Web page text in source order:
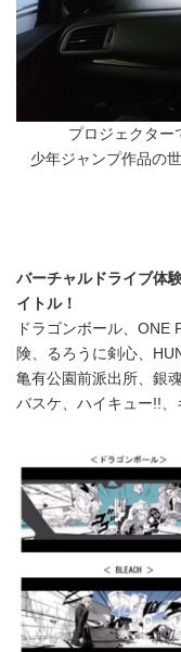
プロジェクター
少年ジャンプ作品の
バーチャルドライブ体
イトル！
ドラゴンボール、ONE
険、るろうに剣心、
亀有公園前派出所、銀
バスケ、ハイキュー!!